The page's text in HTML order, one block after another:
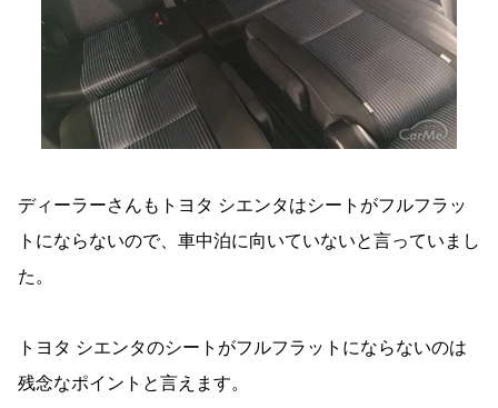
ディーラーさんもトヨタ シエンタはシートがフルフラッ
トにならないので、車中泊に向いていないと言っていまし
た。
トヨタ シエンタのシートがフルフラットにならないのは
残念なポイントと言えます。